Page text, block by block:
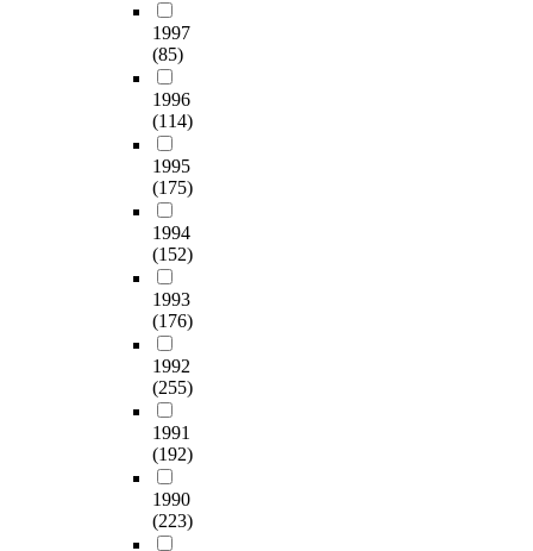
1997
(85)
1996
(114)
1995
(175)
1994
(152)
1993
(176)
1992
(255)
1991
(192)
1990
(223)